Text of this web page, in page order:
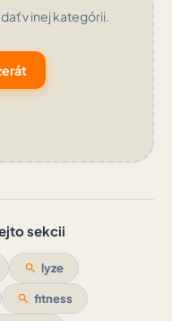
v inej kategórii.
sekcii
search lyze
search fitness